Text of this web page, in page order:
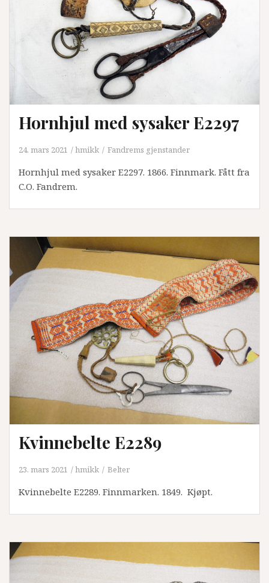
Hornhjul med sysaker E2297
24. mars 2021 hmikk Fandrems gjenstander
Hornhjul med sysaker E2297. 1866. Finnmark. Fått fra
C.O. Fandrem.
Kvinnebelte E2289
23. mars 2021 hmikk Belter
Kvinnebelte E2289. Finnmarken. 1849. Kjøpt.